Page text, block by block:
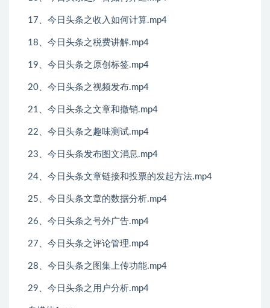
17、今日头条之收入如何计算.mp4
18、今日头条之税费讲解.mp4
19、今日头条之原创标签.mp4
20、今日头条之视频发布.mp4
21、今日头条之文章和撤销.mp4
22、今日头条之趣味测试.mp4
23、今日头条发布图文消息.mp4
24、今日头条文章链接和投票的发起方法.mp4
25、今日头条文章的数据分析.mp4
26、今日头条之号外广告.mp4
27、今日头条之评论管理.mp4
28、今日头条之图集上传功能.mp4
29、今日头条之用户分析.mp4